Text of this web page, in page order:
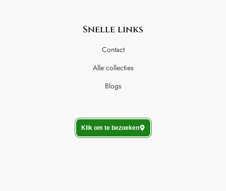
Snelle links
Contact
Alle collecties
Blogs
Klik om te bezoeken